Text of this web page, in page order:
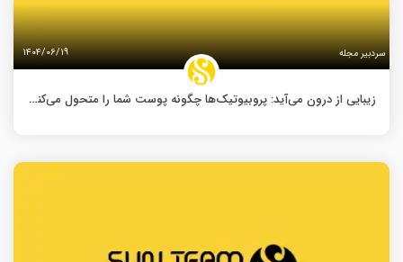
سردبیر مجله ۱۴۰۴/۰۶/۱۹
زیبایی از درون می‌آید: پروبیوتیک‌ها چگونه پوست شما را متحول می‌کنند؟